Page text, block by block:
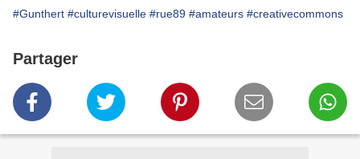
#Gunthert #culturevisuelle #rue89 #amateurs #creativecommons
Partager